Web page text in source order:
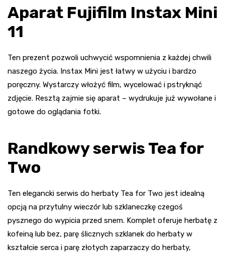
Aparat Fujifilm Instax Mini
11
Ten prezent pozwoli uchwycić wspomnienia z każdej chwili
naszego życia. Instax Mini jest łatwy w użyciu i bardzo
poręczny. Wystarczy włożyć film, wycelować i pstryknąć
zdjęcie. Resztą zajmie się aparat – wydrukuje już wywołane i
gotowe do oglądania fotki.
Randkowy serwis Tea for
Two
Ten elegancki serwis do herbaty Tea for Two jest idealną
opcją na przytulny wieczór lub szklaneczkę czegoś
pysznego do wypicia przed snem. Komplet oferuje herbatę z
kofeiną lub bez, parę ślicznych szklanek do herbaty w
kształcie serca i parę złotych zaparzaczy do herbaty,